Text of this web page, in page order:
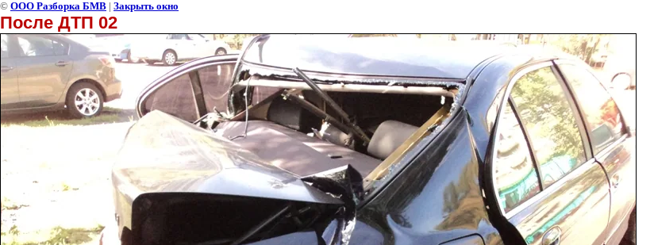
© ООО Разборка БМВ | Закрыть окно
После ДТП 02